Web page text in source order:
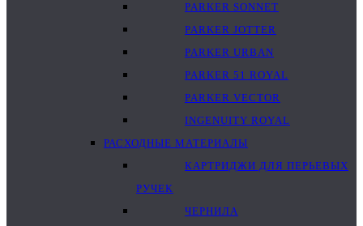
PARKER SONNET
PARKER JOTTER
PARKER URBAN
PARKER 51 ROYAL
PARKER VECTOR
INGENUITY ROYAL
РАСХОДНЫЕ МАТЕРИАЛЫ
КАРТРИДЖИ ДЛЯ ПЕРЬЕВЫХ
РУЧЕК
ЧЕРНИЛА